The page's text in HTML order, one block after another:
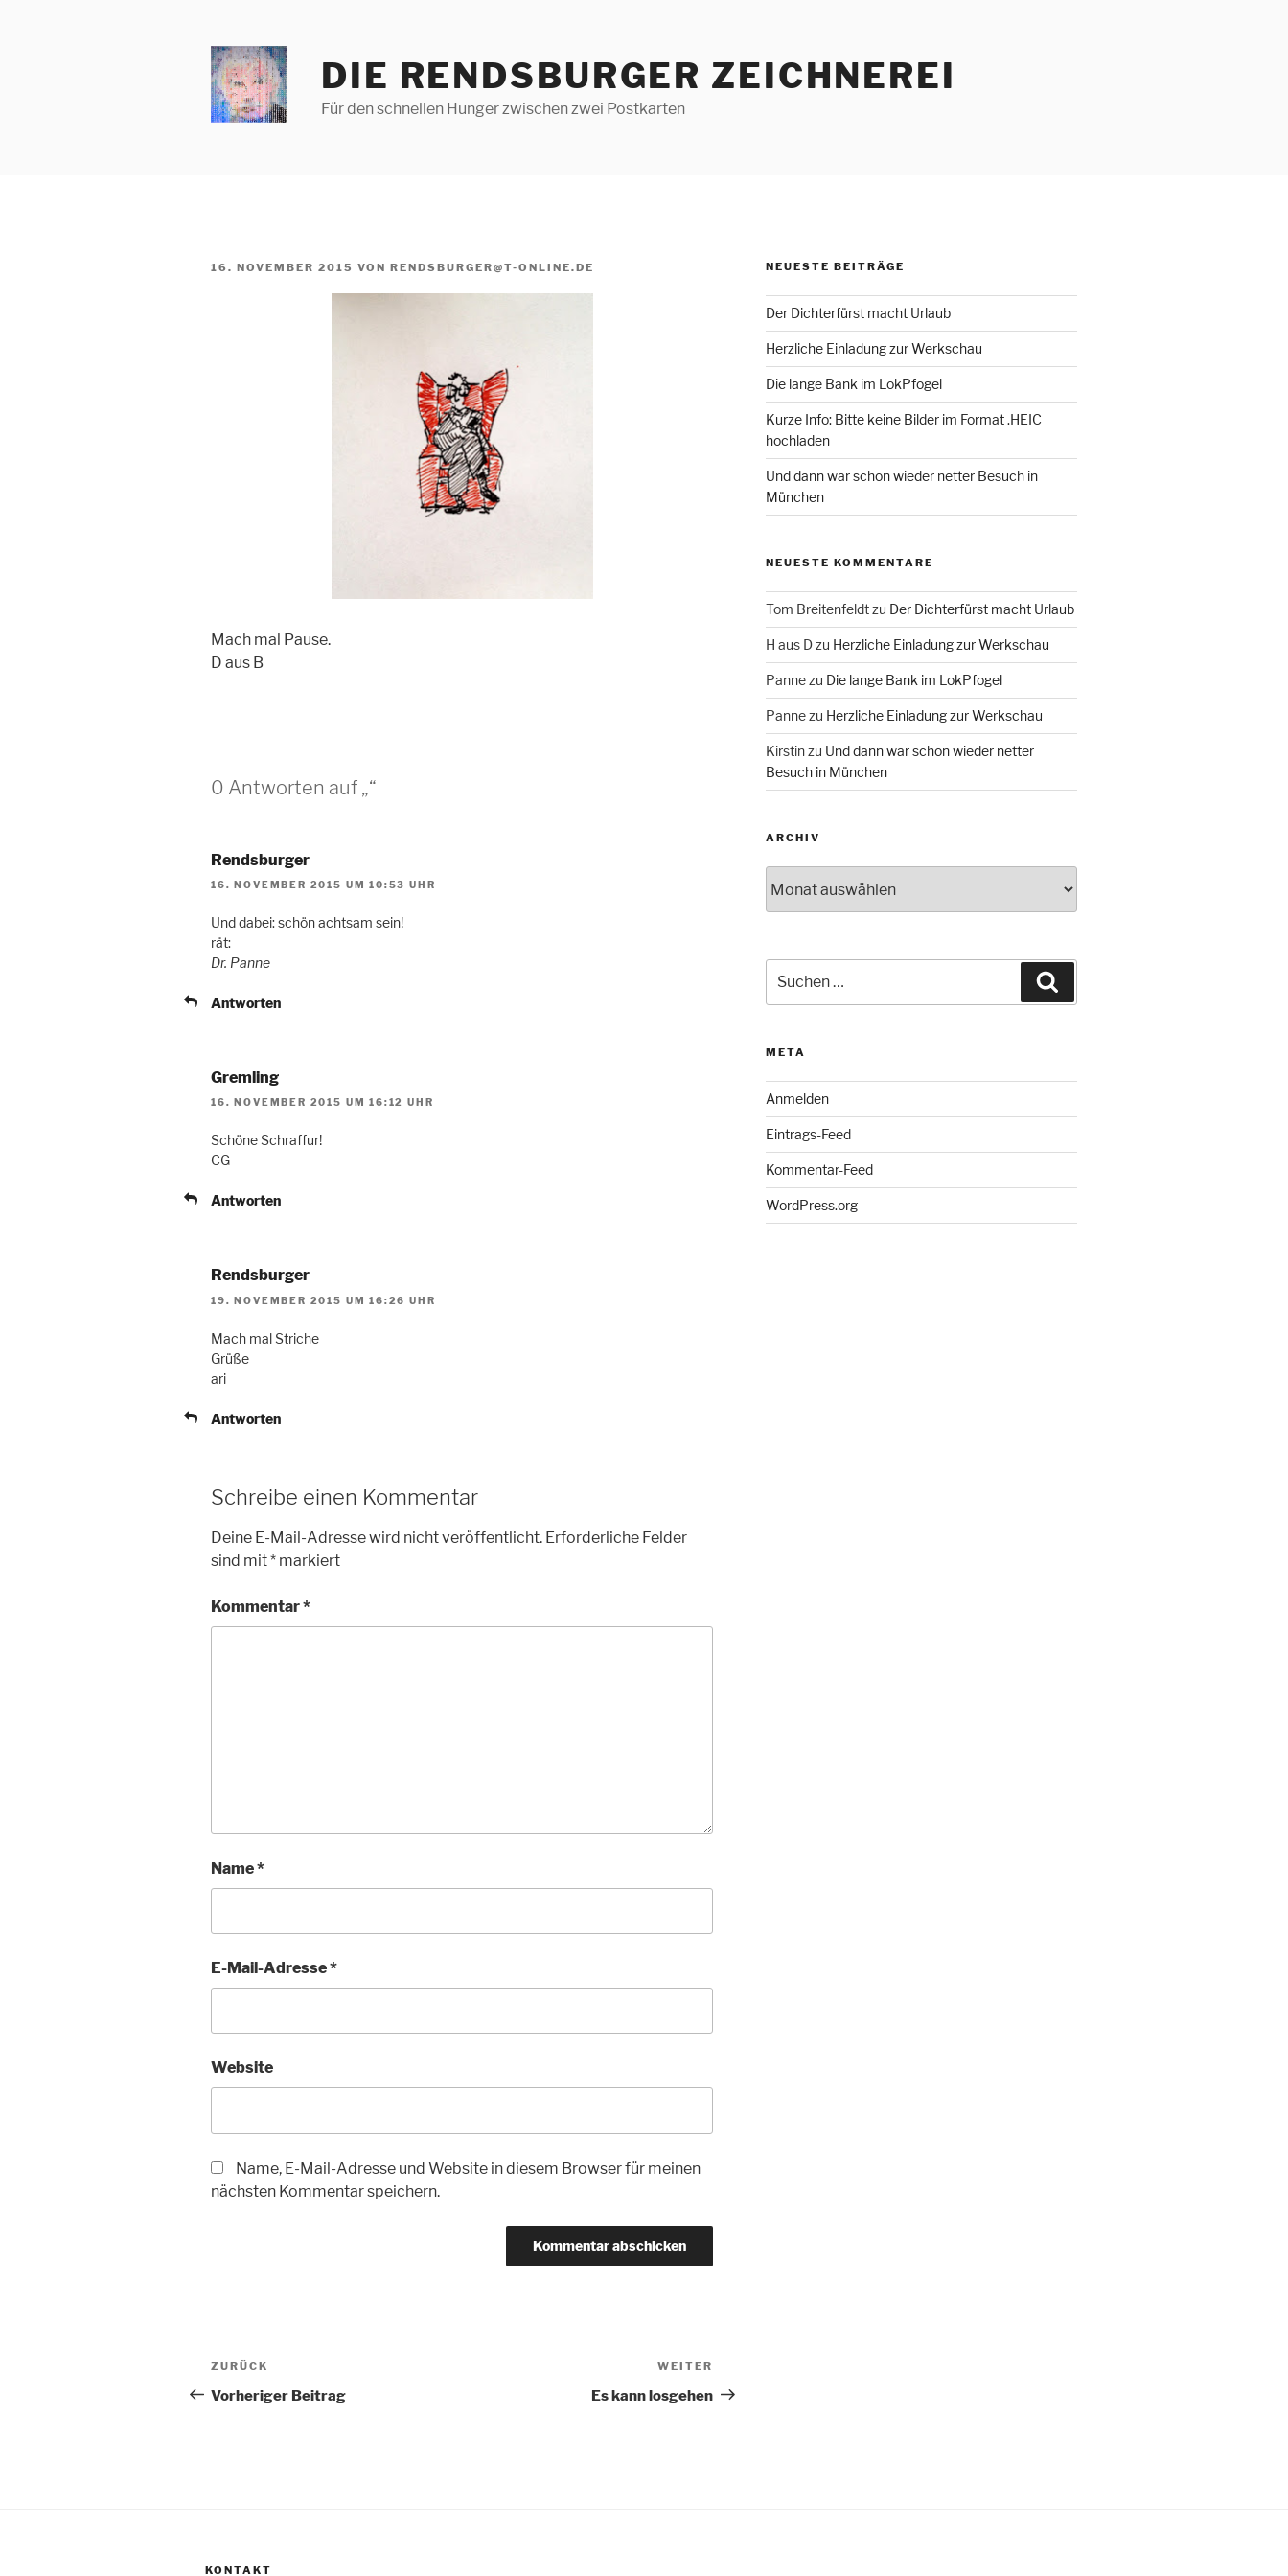
DIE RENDSBURGER ZEICHNEREI
Für den schnellen Hunger zwischen zwei Postkarten
VERÖFFENTLICHT
16. NOVEMBER 2015 VON RENDSBURGER@T-ONLINE.DE
Mach mal Pause.
D aus B
0 Antworten auf „“
Rendsburger
16. NOVEMBER 2015 UM 10:53 UHR
Und dabei: schön achtsam sein!
rät:
Dr. Panne
Antworten
Gremling
16. NOVEMBER 2015 UM 16:12 UHR
Schöne Schraffur!
CG
Antworten
Rendsburger
19. NOVEMBER 2015 UM 16:26 UHR
Mach mal Striche
Grüße
ari
Antworten
Schreibe einen Kommentar
Deine E-Mail-Adresse wird nicht veröffentlicht. Erforderliche Felder
sind mit* markiert
Kommentar*
Name*
E-Mail-Adresse*
Website
Name, E-Mail-Adresse und Website in diesem Browser für meinen
nächsten Kommentar speichern.
Beitragsnavigation
Vorheriger
Beitrag
ZURÜCK
Vorheriger Beitrag
Beitrag
WEITER
Es kann losgehen
NEUESTE BEITRÄGE
Der Dichterfürst macht Urlaub
Herzliche Einladung zur Werkschau
Die lange Bank im LokPfogel
Kurze Info: Bitte keine Bilder im Format .HEIC
hochladen
Und dann war schon wieder netter Besuch in
München
NEUESTE KOMMENTARE
Tom Breitenfeldtzu Der Dichterfürst macht Urlaub
H aus Dzu Herzliche Einladung zur Werkschau
Pannezu Die lange Bank im LokPfogel
Pannezu Herzliche Einladung zur Werkschau
Kirstinzu Und dann war schon wieder netter
Besuch in München
ARCHIV
nach:
META
Anmelden
Eintrags-Feed
Kommentar-Feed
WordPress.org
KONTAKT